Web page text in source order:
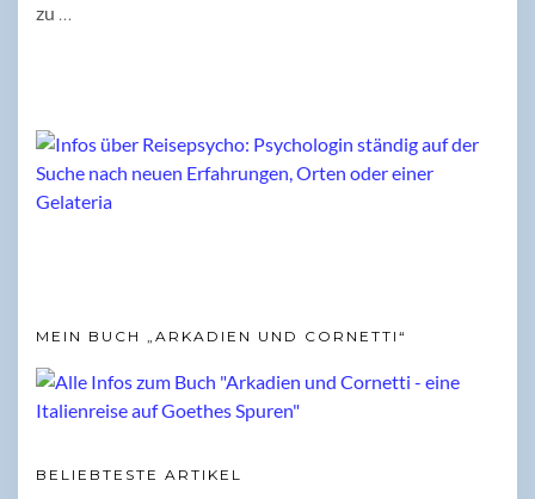
zu …
MEIN BUCH „ARKADIEN UND CORNETTI“
BELIEBTESTE ARTIKEL